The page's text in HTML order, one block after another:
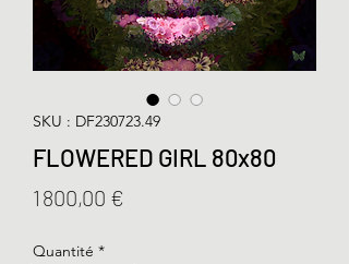
SKU : DF230723.49
FLOWERED GIRL 80x80
1 800,00 €
Quantité *